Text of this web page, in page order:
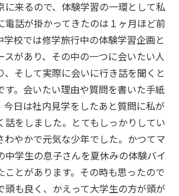
に来るので、体験学習の一環として私
電話が掛かってきたのは１ヶ月ほど前
学校では修学旅行中の体験学習企画と
スがあり、その中の一つに会いたい人
、そして実際に会いに行き話を聞くと
す。会いたい理由や質問を書いた手紙
今日は社内見学をしたあと質問に私が
話をしました。とてもしっかりしてい
わやかで元気な少年でした。かつてマ
中学生の息子さんを夏休みの体験バイ
ことがあります。その時も思ったので
頭も良く、かえって大学生の方が頭が